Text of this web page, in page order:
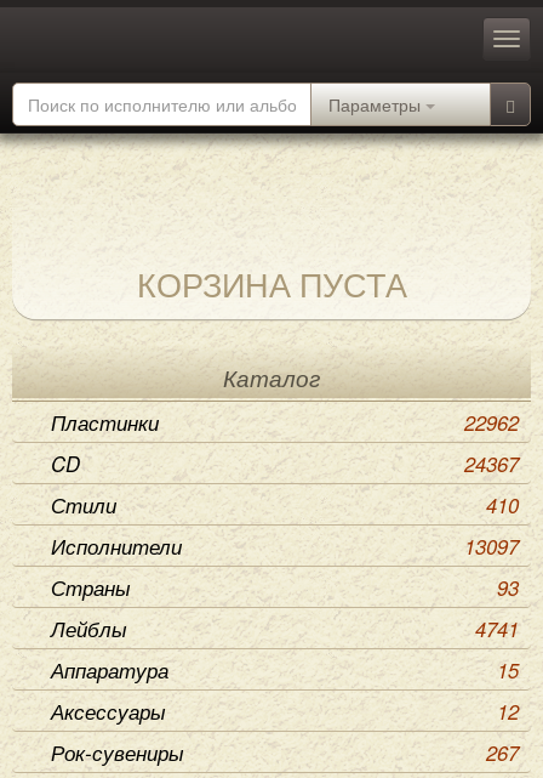
Параметры
КОРЗИНА ПУСТА
Каталог
Пластинки
22962
CD
24367
Стили
410
Исполнители
13097
Страны
93
Лейблы
4741
Аппаратура
15
Аксессуары
12
Рок-сувениры
267